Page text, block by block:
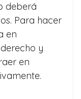
deberá
Para hacer
en
y
en